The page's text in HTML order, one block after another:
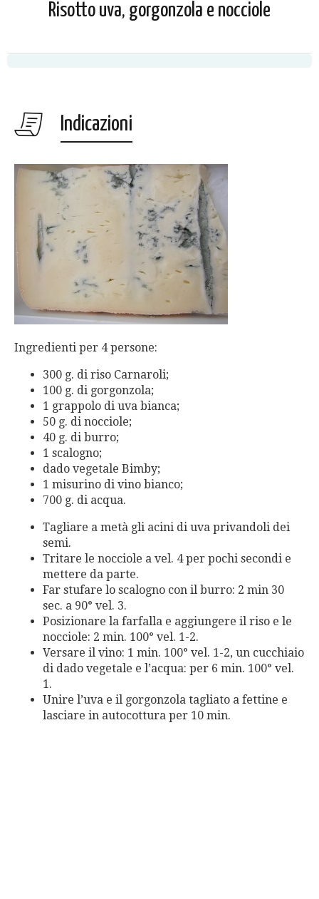
Risotto uva, gorgonzola e nocciole
Indicazioni
Ingredienti per 4 persone:
300 g. di riso Carnaroli;
100 g. di gorgonzola;
1 grappolo di uva bianca;
50 g. di nocciole;
40 g. di burro;
1 scalogno;
dado vegetale Bimby;
1 misurino di vino bianco;
700 g. di acqua.
Tagliare a metà gli acini di uva privandoli dei
semi.
Tritare le nocciole a vel. 4 per pochi secondi e
mettere da parte.
Far stufare lo scalogno con il burro: 2 min 30
sec. a 90° vel. 3.
Posizionare la farfalla e aggiungere il riso e le
nocciole: 2 min. 100° vel. 1-2.
Versare il vino: 1 min. 100° vel. 1-2, un cucchiaio
di dado vegetale e l’acqua: per 6 min. 100° vel.
1.
Unire l’uva e il gorgonzola tagliato a fettine e
lasciare in autocottura per 10 min.